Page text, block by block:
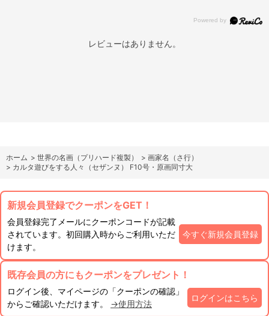
レビューはありません。
ホーム > 世界の名画（プリハード複製） > 画家名（さ行）
> カルタ遊びをする人々（セザンヌ） F10号・原画同寸大
新規会員登録でクーポンをGET！
会員登録完了メールにクーポンコードが記載
されています。初回購入時からご利用いただ
けます。
今すぐ新規会員登録
既存会員の方にもクーポンをプレゼント！
ログイン後、マイページの「クーポンの確認」
からご確認いただけます。 →使用方法
ログインはこちら